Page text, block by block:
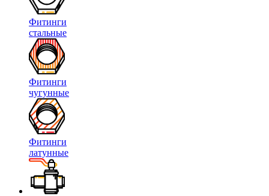
Фитинги
стальные
Фитинги
чугунные
Фитинги
латунные